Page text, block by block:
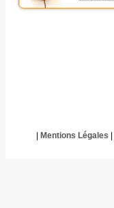
Mentions Légales